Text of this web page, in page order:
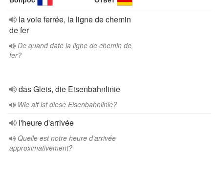
la voie ferrée, la ligne de chemin
de fer
De quand date la ligne de chemin de
fer?
das Gleis, die Eisenbahnlinie
Wie alt ist diese Eisenbahnlinie?
l'heure d'arrivée
Quelle est notre heure d'arrivée
approximativement?